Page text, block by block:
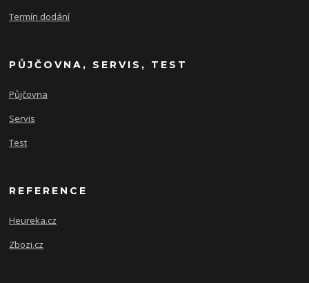
Termín dodání
PŮJČOVNA, SERVIS, TEST
Půjčovna
Servis
Test
REFERENCE
Heureka.cz
Zbozi.cz